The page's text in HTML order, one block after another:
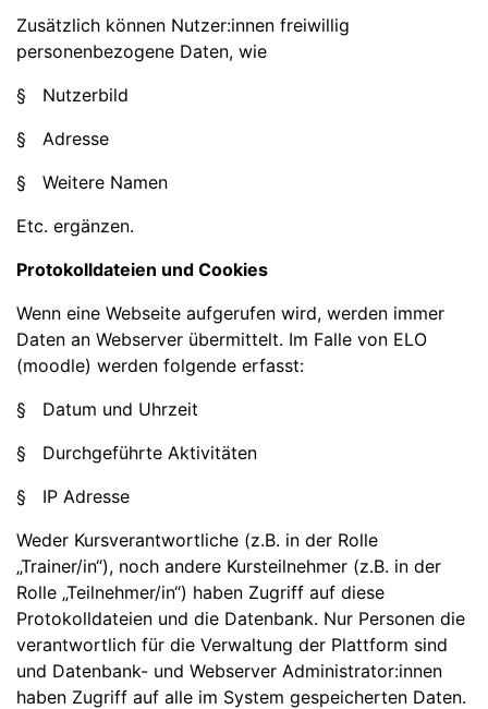
Zusätzlich können Nutzer:innen freiwillig
personenbezogene Daten, wie
§ Nutzerbild
§ Adresse
§ Weitere Namen
Etc. ergänzen.
Protokolldateien und Cookies
Wenn eine Webseite aufgerufen wird, werden immer
Daten an Webserver übermittelt. Im Falle von ELO
(moodle) werden folgende erfasst:
§ Datum und Uhrzeit
§ Durchgeführte Aktivitäten
§ IP Adresse
Weder Kursverantwortliche (z.B. in der Rolle
„Trainer/in“), noch andere Kursteilnehmer (z.B. in der
Rolle „Teilnehmer/in“) haben Zugriff auf diese
Protokolldateien und die Datenbank. Nur Personen die
verantwortlich für die Verwaltung der Plattform sind
und Datenbank- und Webserver Administrator:innen
haben Zugriff auf alle im System gespeicherten Daten.